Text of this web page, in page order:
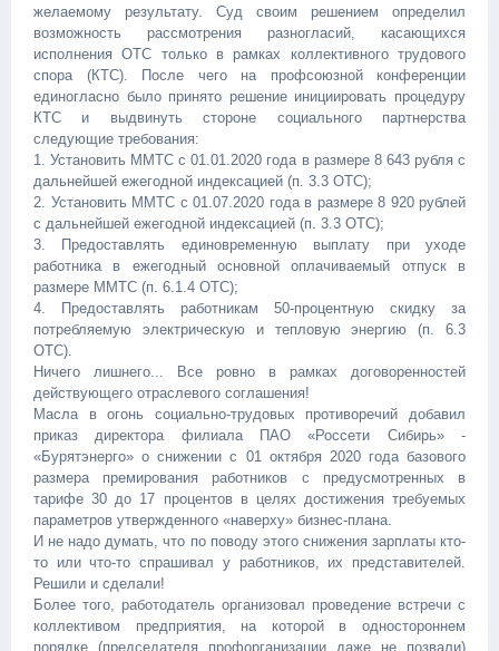
желаемому результату. Суд своим решением определил
возможность рассмотрения разногласий, касающихся
исполнения ОТС только в рамках коллективного трудового
спора (КТС). После чего на профсоюзной конференции
единогласно было принято решение инициировать процедуру
КТС и выдвинуть стороне социального партнерства
следующие требования:
1. Установить ММТС с 01.01.2020 года в размере 8 643 рубля с
дальнейшей ежегодной индексацией (п. 3.3 ОТС);
2. Установить ММТС с 01.07.2020 года в размере 8 920 рублей
с дальнейшей ежегодной индексацией (п. 3.3 ОТС);
3. Предоставлять единовременную выплату при уходе
работника в ежегодный основной оплачиваемый отпуск в
размере ММТС (п. 6.1.4 ОТС);
4. Предоставлять работникам 50-процентную скидку за
потребляемую электрическую и тепловую энергию (п. 6.3
ОТС).
Ничего лишнего... Все ровно в рамках договоренностей
действующего отраслевого соглашения!
Масла в огонь социально-трудовых противоречий добавил
приказ директора филиала ПАО «Россети Сибирь» -
«Бурятэнерго» о снижении с 01 октября 2020 года базового
размера премирования работников с предусмотренных в
тарифе 30 до 17 процентов в целях достижения требуемых
параметров утвержденного «наверху» бизнес-плана.
И не надо думать, что по поводу этого снижения зарплаты кто-
то или что-то спрашивал у работников, их представителей.
Решили и сделали!
Более того, работодатель организовал проведение встречи с
коллективом предприятия, на которой в одностороннем
порядке (председателя профорганизации даже не позвали)